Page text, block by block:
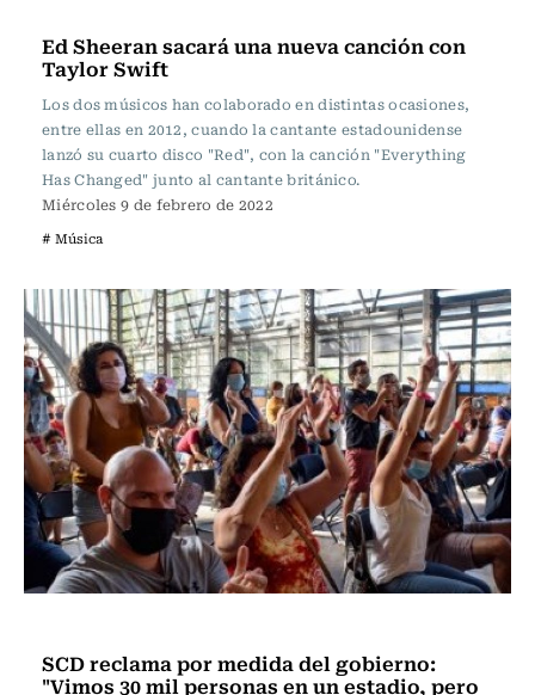
Ed Sheeran sacará una nueva canción con
Taylor Swift
Los dos músicos han colaborado en distintas ocasiones,
entre ellas en 2012, cuando la cantante estadounidense
lanzó su cuarto disco "Red", con la canción "Everything
Has Changed" junto al cantante británico.
Miércoles 9 de febrero de 2022
# Música
SCD reclama por medida del gobierno:
"Vimos 30 mil personas en un estadio, pero